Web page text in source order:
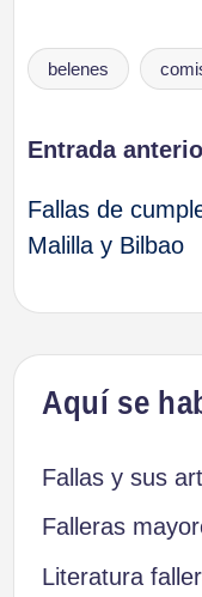
Etiquetas:
belenes
de
entradas
Entrada
Fallas de
Malilla y Bilbao
Aquí se
Fallas y sus
Falleras
Literatura